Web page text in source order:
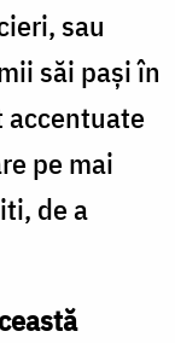
sau
săi paşi în
pe mai
de a